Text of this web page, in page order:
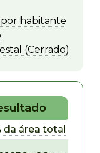
por habitante
(Cerrado)
da área total